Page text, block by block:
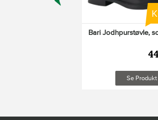
Bari Jodhpurstøvle,
Se Produkt